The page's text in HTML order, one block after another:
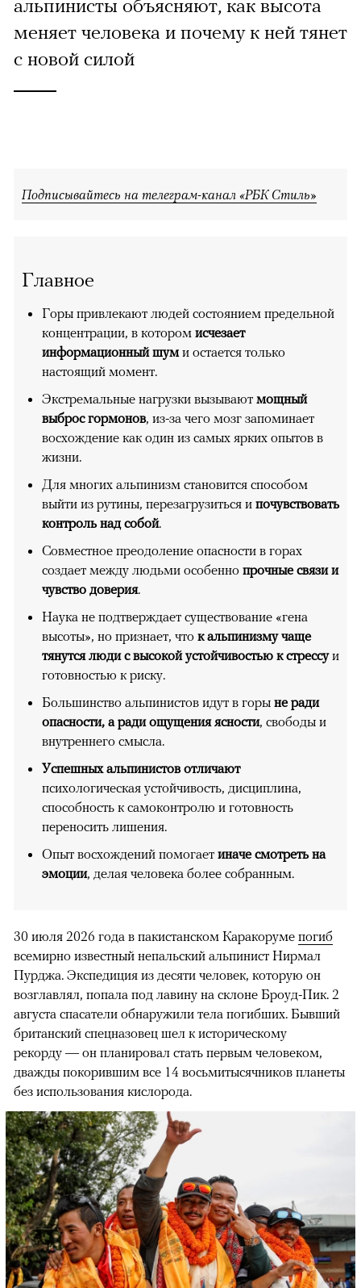
альпинисты объясняют, как высота
меняет человека и почему к ней тянет
с новой силой
Подписывайтесь на телеграм-канал «РБК Стиль»
Главное
Горы привлекают людей состоянием предельной
концентрации, в котором исчезает
информационный шуми остается только
настоящий момент.
Экстремальные нагрузки вызывают мощный
выброс гормонов, из-за чего мозг запоминает
восхождение как один из самых ярких опытов в
жизни.
Для многих альпинизм становится способом
выйти из рутины, перезагрузиться и почувствовать
контроль над собой.
Совместное преодоление опасности в горах
создает между людьми особенно прочные связи и
чувство доверия.
Наука не подтверждает существование «гена
высоты», но признает, что к альпинизму чаще
тянутся люди с высокой устойчивостью к стрессуи
готовностью к риску.
Большинство альпинистов идут в горы не ради
опасности, а ради ощущения ясности, свободы и
внутреннего смысла.
Успешных альпинистов отличают
психологическая устойчивость, дисциплина,
способность к самоконтролю и готовность
переносить лишения.
Опыт восхождений помогает иначе смотреть на
эмоции, делая человека более собранным.
30 июля 2026 года в пакистанском Каракоруме погиб
всемирно известный непальский альпинист Нирмал
Пурджа. Экспедиция из десяти человек, которую он
возглавлял, попала под лавину на склоне Броуд-Пик. 2
августа спасатели обнаружили тела погибших. Бывший
британский спецназовец шел к историческому
рекорду — он планировал стать первым человеком,
дважды покорившим все 14 восьмитысячников планеты
без использования кислорода.